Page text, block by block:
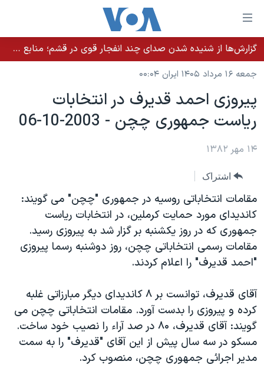
لینکهای
قابل
دسترسی
جهش
محتوای
اصلی
جهش
به
اصلی
جهش
به
جستجو
خانه
نسخه سبک وب‌سایت
موضوع ها
ایران
آمریکا
گزیده‌ها
ویژه برنامه‌ها
ویدیوها
حقوق شهروندی
اقتصادی
علم و فناوری
اسرائیل در جنگ
برنامه های تلویزیونی
جدول برنامه ها
صفحه‌های ویژه
عملیات خشم حماسی
۲۵۰سالگی آمریکا
بایگانی برنامه‌های تلویزیونی
انتخابات ریاست جمهوری آمریکا ۲۰۲۴
حمله جمهوری اسلامی به اسرائیل
رمز مهسا
ورزش زنان در ایران
پخش رادیویی
یادگیری زبان انگلیسی
زبانهای مختلف
گزارش‌ها از شنیده شدن صدای چند انفجار قوی در قشم؛ منابع حکومتی می‌گویند درگیری در تنگه هرمز بود
جمعه ۱۶ مرداد ۱۴۰۵ ایران ۰۰:۰۴
پيروزی احمد قديرف در انتخابات
رياست جمهوری چچن - 2003-10-06
۱۴ مهر ۱۳۸۲
اشتراک
مقامات انتخاباتی روسيه در جمهوری "چچن" می گويند:
کانديدای مورد حمايت کرملين، در انتخابات رياست
جمهوری که در روز يکشنبه بر گزار شد به پيروزی رسيد.
مقامات رسمی انتخاباتی چچن، روز دوشنبه رسما پيروزی
"احمد قديرف" را اعلام کردند.
آقای قديرف، توانست بر ۸ کانديدای ديگر مبارزاتی غلبه
کرده و پيروزی را بدست آورد. مقامات انتخاباتی چچن می
گويند: آقای قديرف، ۸۰ در صد آراء را نصيب خود ساخت.
مسکو در سه سال پيش از اين آقای "قديرف" را به سمت
مدير اجرائی جمهوری چچن، منصوب کرد.